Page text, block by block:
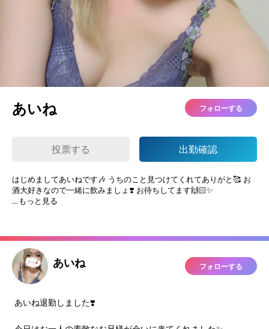
あいね フォローする
投票する 出勤確認
はじめましてあいねです🎶 うちのこと見つけてくれてありがと🥰 お
酒大好きなので一緒に飲みましょ❣️ お待ちしてます🙌🏻✨️
…もっと見る
あいね フォローする
あいね退勤しました❣️